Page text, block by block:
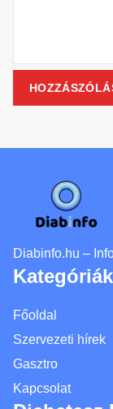
Diabinfo.hu –
Kategóriák
Főoldal
Szervezeti hírek
Gasztro
Kapcsolat